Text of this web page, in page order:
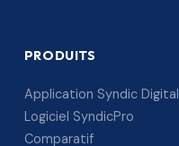
PRODUITS
Application Syndic Digital
Logiciel SyndicPro
Comparatif